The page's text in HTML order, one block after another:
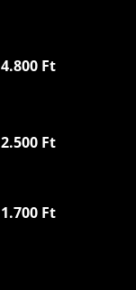
4.800 Ft
2.500 Ft
1.700 Ft